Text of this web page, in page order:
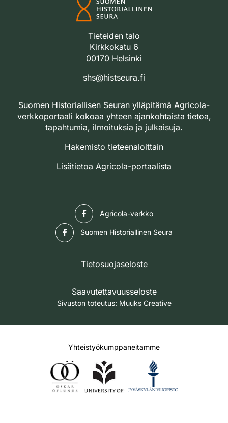
Tieteiden talo
Kirkkokatu 6
00170 Helsinki
shs@histseura.fi
Suomen Historiallisen Seuran ylläpitämä Agricola-
verkkoportaali kokoaa yhteen ajankohtaista tietoa,
tapahtumia, ilmoituksia ja julkaisuja.
Hakemisto tieteenaloittain
Lisätietoa Agricola-portaalista
Agricola-verkko
Suomen Historiallinen Seura
Tietosuojaseloste
Saavutettavuusseloste
Sivuston toteutus: Muuks Creative
Yhteistyökumppaneitamme